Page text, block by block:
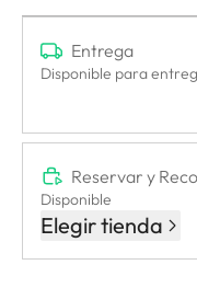
Entrega
Disponible para
Reservar y
Disponible
Elegir tienda